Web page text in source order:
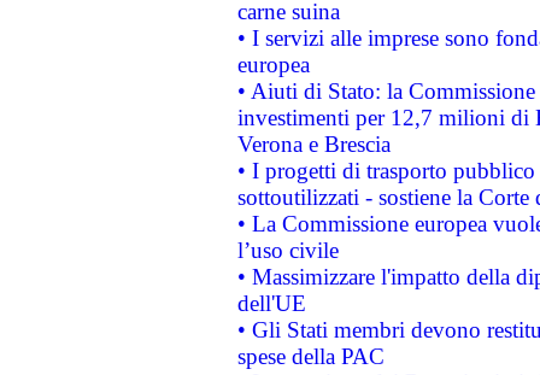
carne suina
• I servizi alle imprese sono
europea
• Aiuti di Stato: la
investimenti per 12,7 milioni di
Verona e Brescia
• I progetti di trasporto
sottoutilizzati - sostiene la Corte
• La Commissione europea
l’uso civile
• Massimizzare l'impatto della
dell'UE
• Gli Stati membri devono
spese della PAC